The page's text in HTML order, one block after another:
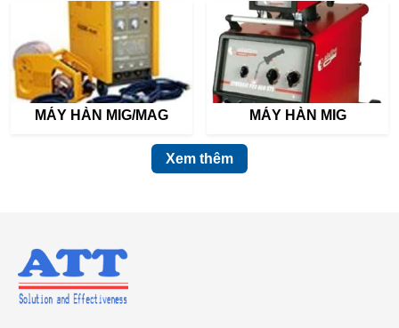
MÁY HÀN MIG/MAG MÁY HÀN MIG
Xem thêm